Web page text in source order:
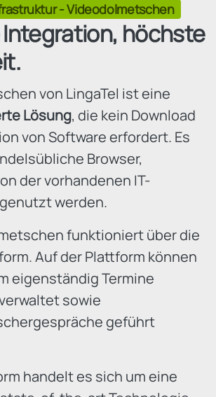
- Videodolmetschen
höchste
von LingaTel ist eine
Lösung, die kein Download
von Software erfordert. Es
Browser,
der vorhandenen IT-
werden.
funktioniert über die
Auf der Plattform können
eigenständig Termine
sowie
geführt
handelt es sich um eine